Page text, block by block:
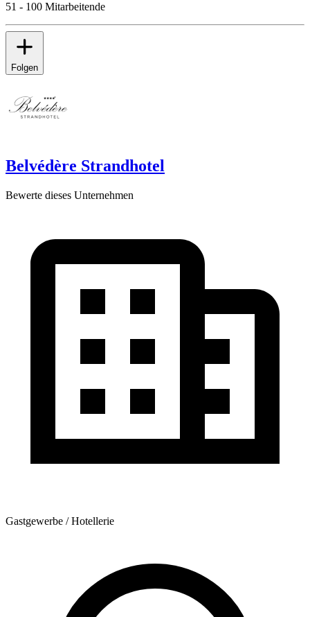
51 - 100 Mitarbeitende
Folgen
Belvédère Strandhotel
Bewerte dieses Unternehmen
Gastgewerbe / Hotellerie